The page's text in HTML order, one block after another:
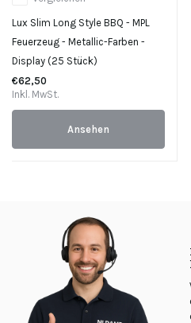
Lux Slim Long Style BBQ - MPL
Feuerzeug - Metallic-Farben -
Display (25 Stück)
€62,50
Inkl. MwSt.
Ansehen